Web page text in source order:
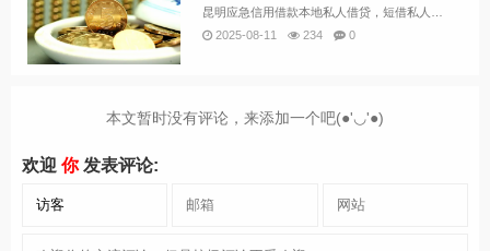
2025-08-11
234 0
本文暂时没有评论，来添加一个吧(●'◡'●)
欢迎 你发表评论: